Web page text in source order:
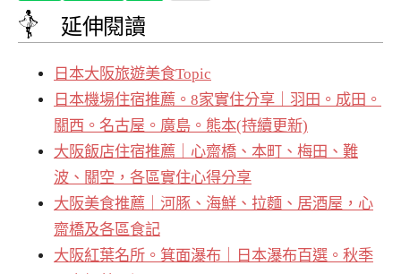
延伸閱讀
日本大阪旅遊美食Topic
日本機場住宿推薦。8家實住分享｜羽田。成田。
關西。名古屋。廣島。熊本(持續更新)
大阪飯店住宿推薦｜心齋橋、本町、梅田、難
波、關空，各區實住心得分享
大阪美食推薦｜河豚、海鮮、拉麵、居酒屋，心
齋橋及各區食記
大阪紅葉名所。箕面瀑布｜日本瀑布百選。秋季